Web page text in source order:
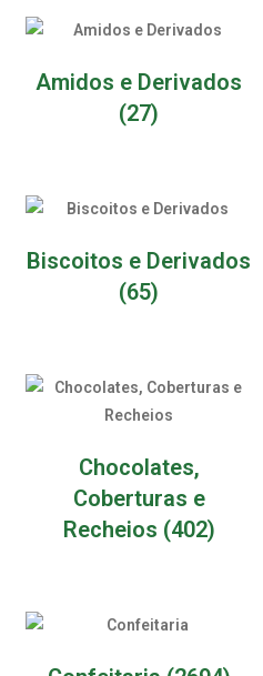
Amidos e Derivados
(27)
Biscoitos e Derivados
(65)
Chocolates,
Coberturas e
Recheios (402)